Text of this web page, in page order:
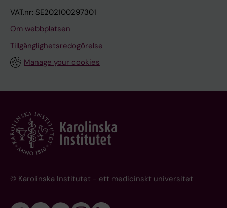
VAT.nr: SE202100297301
Om webbplatsen
Tillgänglighetsredogörelse
Manage your cookies
© Karolinska Institutet - ett medicinskt universitet